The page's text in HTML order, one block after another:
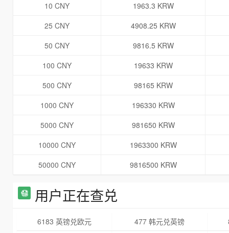
10 CNY
1963.3 KRW
25 CNY
4908.25 KRW
50 CNY
9816.5 KRW
100 CNY
19633 KRW
500 CNY
98165 KRW
1000 CNY
196330 KRW
5000 CNY
981650 KRW
10000 CNY
1963300 KRW
50000 CNY
9816500 KRW
用户正在查兑
6183 英镑兑欧元 477 韩元兑英镑